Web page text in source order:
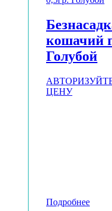
кошачий
Голубой
ЦЕНУ
Подробнее